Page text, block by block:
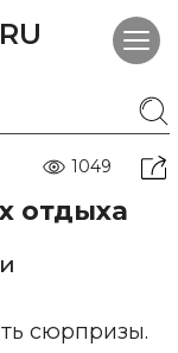
1049
отдыха
сюрпризы.